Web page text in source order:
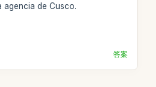
agencia de Cusco.
答案